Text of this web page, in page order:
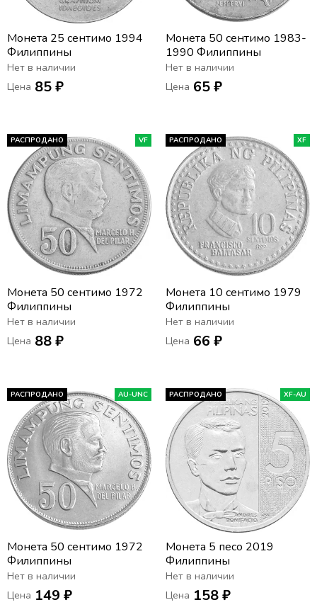
Монета 25 сентимо 1994
Филиппины
Нет в наличии
Цена 85 ₽
Монета 50 сентимо 1983-
1990 Филиппины
Нет в наличии
Цена 65 ₽
РАСПРОДАНО VF
Монета 50 сентимо 1972
Филиппины
Нет в наличии
Цена 88 ₽
РАСПРОДАНО XF
Монета 10 сентимо 1979
Филиппины
Нет в наличии
Цена 66 ₽
РАСПРОДАНО AU-UNC
Монета 50 сентимо 1972
Филиппины
Нет в наличии
Цена 149 ₽
РАСПРОДАНО XF-AU
Монета 5 песо 2019
Филиппины
Нет в наличии
Цена 158 ₽